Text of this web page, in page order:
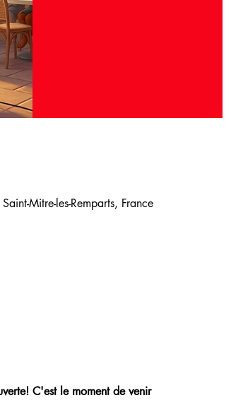
Mitre-les-Remparts, France
C'est le moment de venir